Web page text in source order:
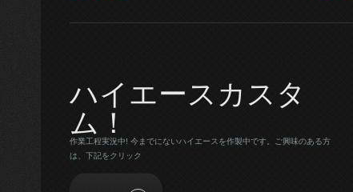
ハイエースカスタ
ム！
作業工程実況中! 今までにないハイエースを作製中です。ご興味のある方
は、下記をクリック